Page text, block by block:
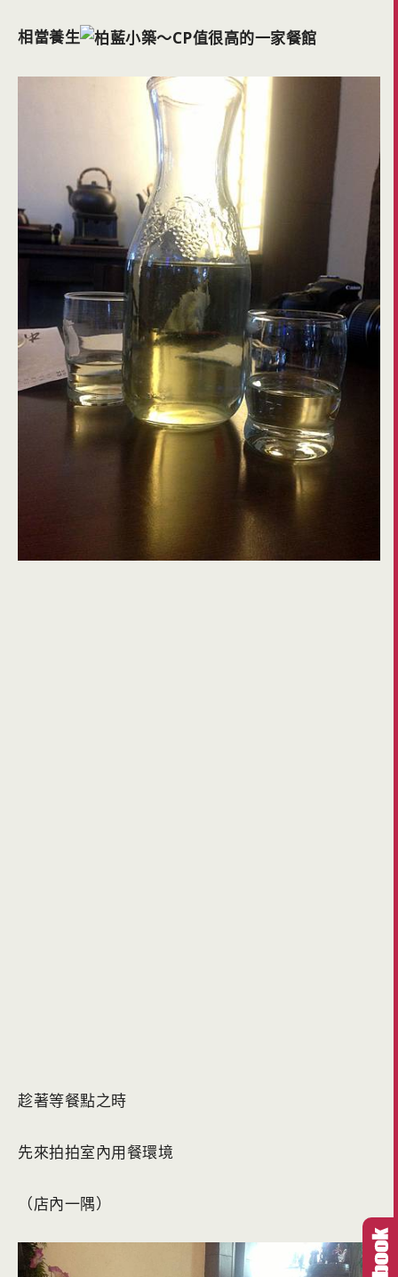
相當養生
趁著等餐點之時
先來拍拍室內用餐環境
（店內一隅）